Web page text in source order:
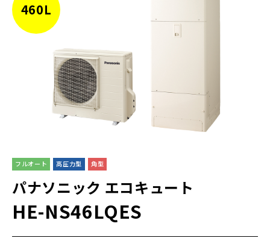
460L
フルオート 高圧力型 角型
パナソニック エコキュート
HE-NS46LQES